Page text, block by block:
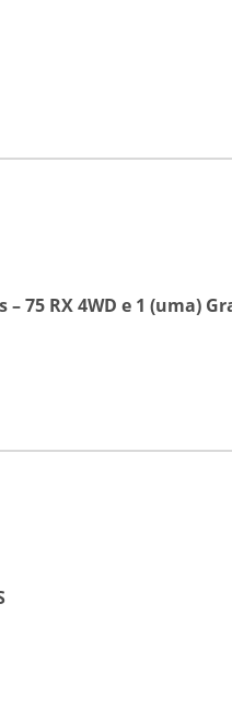
75 RX 4WD e 1 (uma)